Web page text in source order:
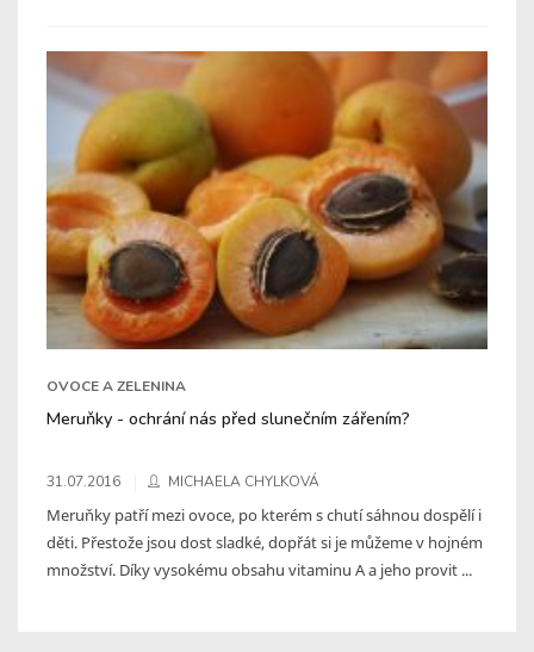
OVOCE A ZELENINA
Meruňky - ochrání nás před slunečním zářením?
31.07.2016 MICHAELA CHYLKOVÁ
Meruňky patří mezi ovoce, po kterém s chutí sáhnou dospělí i
děti. Přestože jsou dost sladké, dopřát si je můžeme v hojném
množství. Díky vysokému obsahu vitaminu A a jeho provit ...